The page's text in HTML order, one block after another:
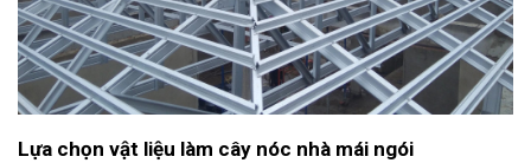
Lựa chọn vật liệu làm cây nóc nhà mái ngói